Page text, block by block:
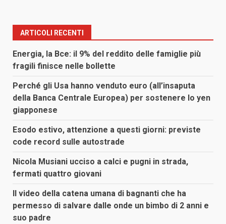
ARTICOLI RECENTI
Energia, la Bce: il 9% del reddito delle famiglie più
fragili finisce nelle bollette
Perché gli Usa hanno venduto euro (all’insaputa
della Banca Centrale Europea) per sostenere lo yen
giapponese
Esodo estivo, attenzione a questi giorni: previste
code record sulle autostrade
Nicola Musiani ucciso a calci e pugni in strada,
fermati quattro giovani
Il video della catena umana di bagnanti che ha
permesso di salvare dalle onde un bimbo di 2 anni e
suo padre